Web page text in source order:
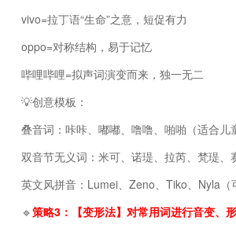
vivo=拉丁语“生命”之意，短促有力
oppo=对称结构，易于记忆
哔哩哔哩=拟声词演变而来，独一无二
💡创意模板：
叠音词：咔咔、嘟嘟、噜噜、啪啪（适合儿
双音节无义词：米可、诺瑅、拉芮、梵瑅、
英文风拼音：Lumei、Zeno、Tiko、Nyla（
🔹策略3：【变形法】对常用词进行音变、